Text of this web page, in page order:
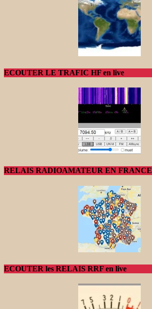
ECOUTER LE TRAFIC HF en live
RELAIS RADIOAMATEUR EN FRANCE
ECOUTER les RELAIS RRF en live